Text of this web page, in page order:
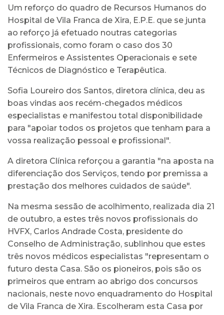
Um reforço do quadro de Recursos Humanos do
Hospital de Vila Franca de Xira, E.P.E. que se junta
ao reforço já efetuado noutras categorias
profissionais, como foram o caso dos 30
Enfermeiros e Assistentes Operacionais e sete
Técnicos de Diagnóstico e Terapêutica.
Sofia Loureiro dos Santos, diretora clínica, deu as
boas vindas aos recém-chegados médicos
especialistas e manifestou total disponibilidade
para "apoiar todos os projetos que tenham para a
vossa realização pessoal e profissional".
A diretora Clínica reforçou a garantia "na aposta na
diferenciação dos Serviços, tendo por premissa a
prestação dos melhores cuidados de saúde".
Na mesma sessão de acolhimento, realizada dia 21
de outubro, a estes três novos profissionais do
HVFX, Carlos Andrade Costa, presidente do
Conselho de Administração, sublinhou que estes
três novos médicos especialistas "representam o
futuro desta Casa. São os pioneiros, pois são os
primeiros que entram ao abrigo dos concursos
nacionais, neste novo enquadramento do Hospital
de Vila Franca de Xira. Escolheram esta Casa por